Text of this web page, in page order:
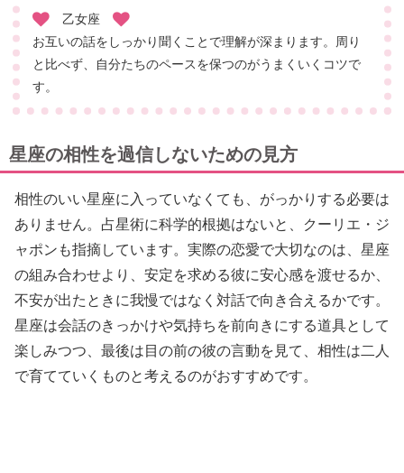
乙女座
お互いの話をしっかり聞くことで理解が深まります。周り
と比べず、自分たちのペースを保つのがうまくいくコツで
す。
星座の相性を過信しないための見方
相性のいい星座に入っていなくても、がっかりする必要は
ありません。占星術に科学的根拠はないと、クーリエ・ジ
ャポンも指摘しています。実際の恋愛で大切なのは、星座
の組み合わせより、安定を求める彼に安心感を渡せるか、
不安が出たときに我慢ではなく対話で向き合えるかです。
星座は会話のきっかけや気持ちを前向きにする道具として
楽しみつつ、最後は目の前の彼の言動を見て、相性は二人
で育てていくものと考えるのがおすすめです。